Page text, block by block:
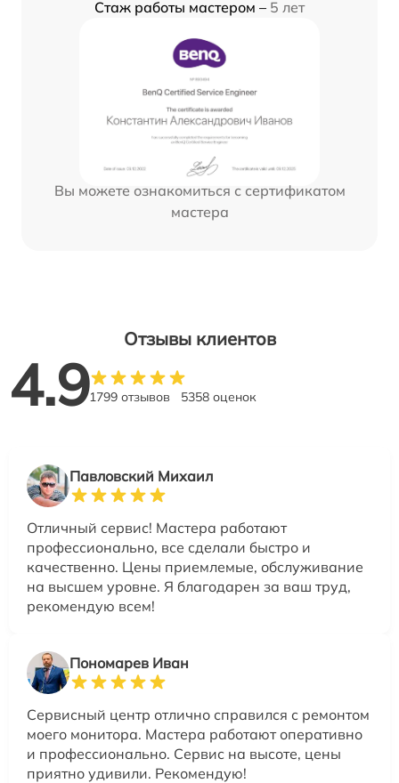
Стаж работы мастером – 5 лет
Вы можете ознакомиться с сертификатом
мастера
Отзывы клиентов
4.91799 отзывов 5358 оценок
Павловский Михаил
Отличный сервис! Мастера работают
профессионально, все сделали быстро и
качественно. Цены приемлемые, обслуживание
на высшем уровне. Я благодарен за ваш труд,
рекомендую всем!
Пономарев Иван
Сервисный центр отлично справился с ремонтом
моего монитора. Мастера работают оперативно
и профессионально. Сервис на высоте, цены
приятно удивили. Рекомендую!